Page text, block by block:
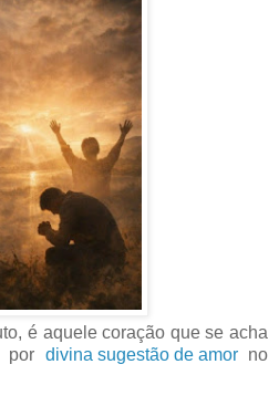
é aquele coração que se acha
por divina sugestão de amorno